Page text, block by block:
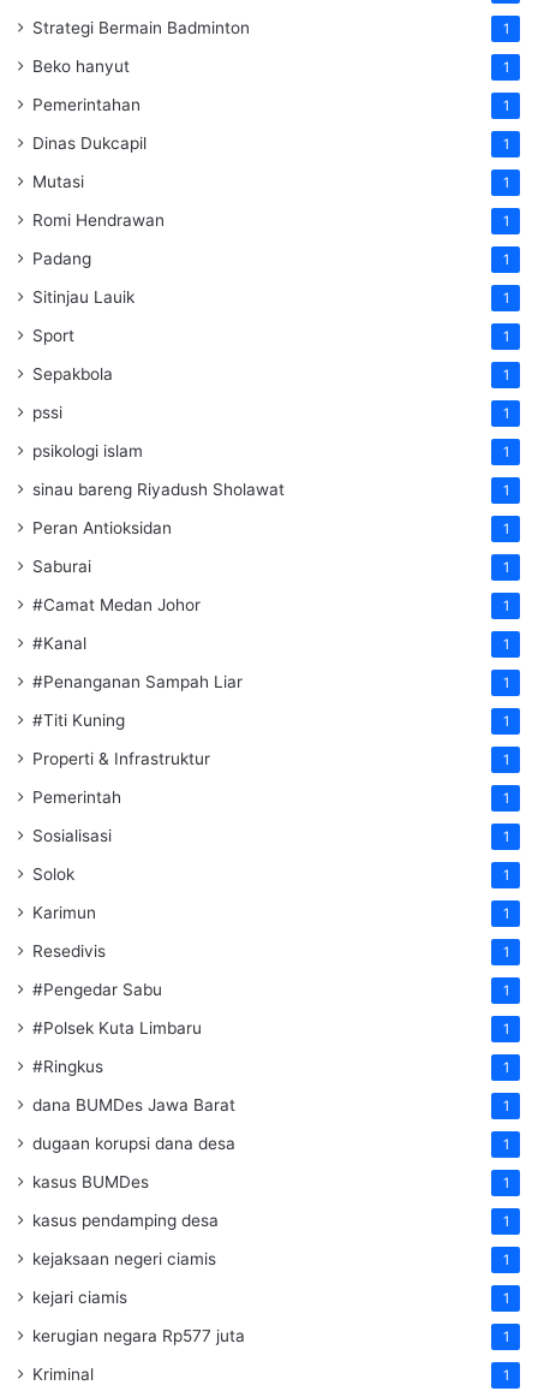
Strategi Bermain Badminton 1
Beko hanyut 1
Pemerintahan 1
Dinas Dukcapil 1
Mutasi 1
Romi Hendrawan 1
Padang 1
Sitinjau Lauik 1
Sport 1
Sepakbola 1
pssi 1
psikologi islam 1
sinau bareng Riyadush Sholawat 1
Peran Antioksidan 1
Saburai 1
#Camat Medan Johor 1
#Kanal 1
#Penanganan Sampah Liar 1
#Titi Kuning 1
Properti & Infrastruktur 1
Pemerintah 1
Sosialisasi 1
Solok 1
Karimun 1
Resedivis 1
#Pengedar Sabu 1
#Polsek Kuta Limbaru 1
#Ringkus 1
dana BUMDes Jawa Barat 1
dugaan korupsi dana desa 1
kasus BUMDes 1
kasus pendamping desa 1
kejaksaan negeri ciamis 1
kejari ciamis 1
kerugian negara Rp577 juta 1
Kriminal 1